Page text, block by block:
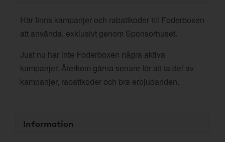
Här finns kampanjer och rabattkoder till Foderboxen
att använda, exklusivt genom Sponsorhuset.
Just nu har inte Foderboxen några aktiva
kampanjer. Återkom gärna senare för att ta del av
kampanjer, rabattkoder och bra erbjudanden.
Information